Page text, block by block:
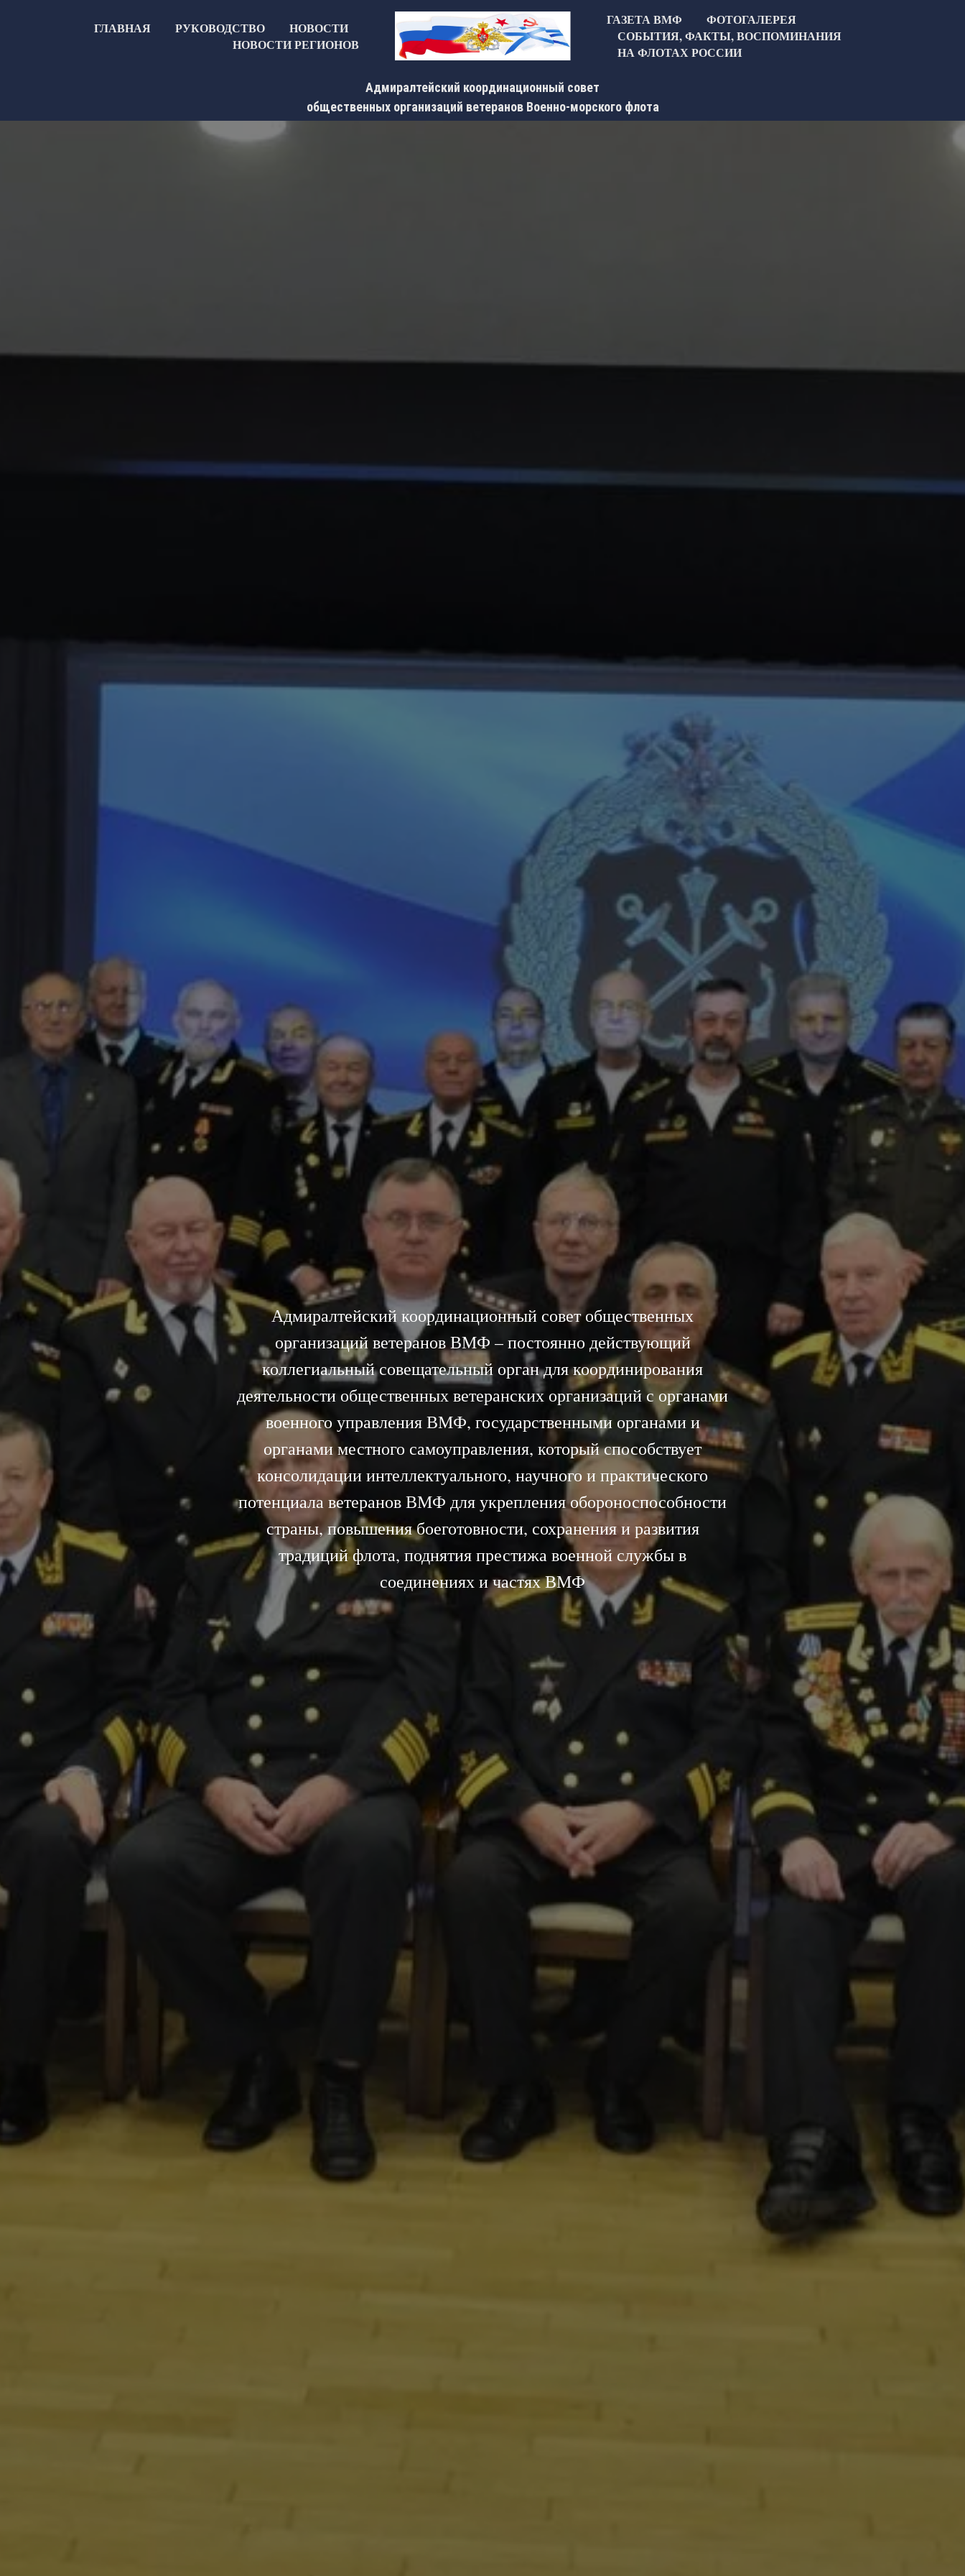
ГЛАВНАЯ РУКОВОДСТВО
НОВОСТИ
НОВОСТИ РЕГИОНОВ
ГАЗЕТА ВМФ
ФОТОГАЛЕРЕЯ
СОБЫТИЯ, ФАКТЫ, ВОСПОМИНАНИЯ
НА ФЛОТАХ РОССИИ
Адмиралтейский координационный совет
общественных организаций ветеранов Военно-морского флота
Адмиралтейский координационный совет общественных
организаций ветеранов ВМФ – постоянно действующий
коллегиальный совещательный орган для координирования
деятельности общественных ветеранских организаций с органами
военного управления ВМФ, государственными органами и
органами местного самоуправления, который способствует
консолидации интеллектуального, научного и практического
потенциала ветеранов ВМФ для укрепления обороноспособности
страны, повышения боеготовности, сохранения и развития
традиций флота, поднятия престижа военной службы в
соединениях и частях ВМФ